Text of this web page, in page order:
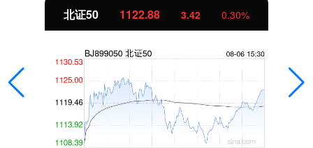
北证50 1122.88 3.42 0.30%